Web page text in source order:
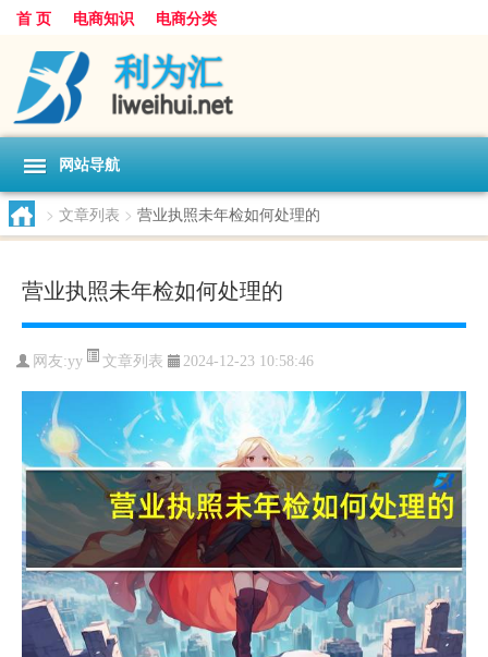
首 页 电商知识 电商分类
网站导航
> 文章列表 > 营业执照未年检如何处理的
营业执照未年检如何处理的
网友:yy 文章列表 2024-12-23 10:58:46